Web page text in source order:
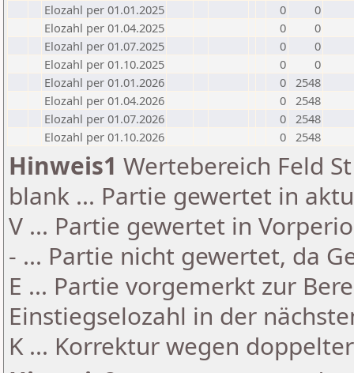
Elozahl per 01.01.2025
0
0
Elozahl per 01.04.2025
0
0
Elozahl per 01.07.2025
0
0
Elozahl per 01.10.2025
0
0
Elozahl per 01.01.2026
0 2548
Elozahl per 01.04.2026
0 2548
Elozahl per 01.07.2026
0 2548
Elozahl per 01.10.2026
0 2548
Hinweis1 Wertebereich Feld
blank ... Partie gewertet in
V ... Partie gewertet in
- ... Partie nicht gewertet, da
E ... Partie vorgemerkt zur
Einstiegselozahl in der
K ... Korrektur wegen